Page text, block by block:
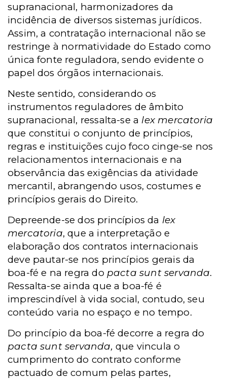
supranacional, harmonizadores da
incidência de diversos sistemas jurídicos.
Assim, a contratação internacional não se
restringe à normatividade do Estado como
única fonte reguladora, sendo evidente o
papel dos órgãos internacionais.
Neste sentido, considerando os
instrumentos reguladores de âmbito
supranacional, ressalta-se a lex mercatoria
que constitui o conjunto de princípios,
regras e instituições cujo foco cinge-se nos
relacionamentos internacionais e na
observância das exigências da atividade
mercantil, abrangendo usos, costumes e
princípios gerais do Direito.
Depreende-se dos princípios da lex
mercatoria, que a interpretação e
elaboração dos contratos internacionais
deve pautar-se nos princípios gerais da
boa-fé e na regra do pacta sunt servanda.
Ressalta-se ainda que a boa-fé é
imprescindível à vida social, contudo, seu
conteúdo varia no espaço e no tempo.
Do princípio da boa-fé decorre a regra do
pacta sunt servanda, que vincula o
cumprimento do contrato conforme
pactuado de comum pelas partes,